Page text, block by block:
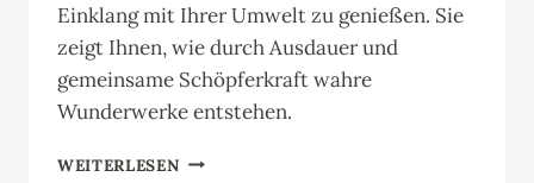
Einklang mit Ihrer Umwelt zu genießen. Sie
zeigt Ihnen, wie durch Ausdauer und
gemeinsame Schöpferkraft wahre
Wunderwerke entstehen.
WEITERLESEN KRAFTTIER